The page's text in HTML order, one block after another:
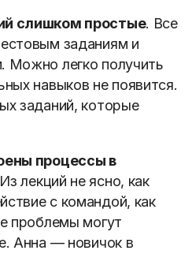
слишком простые. Все
заданиям и
Можно легко получить
навыков не появится.
заданий, которые
процессы в
лекций не ясно, как
с командой, как
проблемы могут
Анна — новичок в